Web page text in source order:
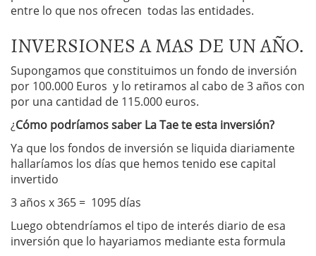
entre lo que nos ofrecen todas las entidades.
INVERSIONES A MAS DE UN AÑO.
Supongamos que constituimos un fondo de inversión
por 100.000 Euros y lo retiramos al cabo de 3 años con
por una cantidad de 115.000 euros.
¿Cómo podríamos saber La Tae te esta inversión?
Ya que los fondos de inversión se liquida diariamente
hallaríamos los días que hemos tenido ese capital
invertido
3 años x 365 = 1095 días
Luego obtendríamos el tipo de interés diario de esa
inversión que lo hayariamos mediante esta formula